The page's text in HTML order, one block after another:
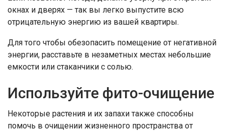
окнах и дверях — так вы легко выпустите всю
отрицательную энергию из вашей квартиры.
Для того чтобы обезопасить помещение от негативной
энергии, расставьте в незаметных местах небольшие
емкости или стаканчики с солью.
Используйте фито-очищение
Некоторые растения и их запахи также способны
помочь в очищении жизненного пространства от